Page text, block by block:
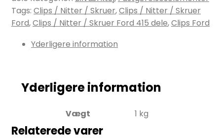
Tags: Clips / Nitter / Skruer,Clips / Nitter / Skruer
Ford,Clips / Nitter / Skruer Ford 415 dele,Clips Ford
Yderligere information
Yderligere information
Vægt 1 kg
Relaterede varer